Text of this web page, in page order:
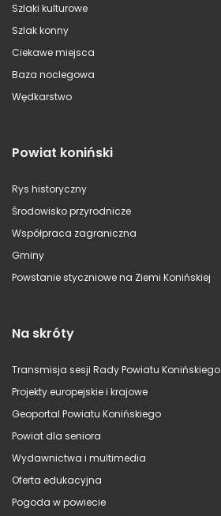
Szlaki kulturowe
Szlak konny
Ciekawe miejsca
Baza noclegowa
Wędkarstwo
Powiat koniński
Rys historyczny
Środowisko przyrodnicze
Współpraca zagraniczna
Gminy
Powstanie styczniowe na Ziemi Konińskiej
Na skróty
Transmisja sesji Rady Powiatu Konińskiego
Projekty europejskie i krajowe
Geoportal Powiatu Konińskiego
Powiat dla seniora
Wydawnictwa i multimedia
Oferta edukacyjna
Pogoda w powiecie